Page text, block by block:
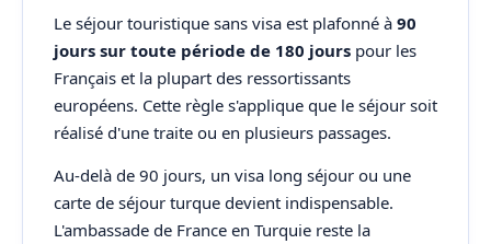
Le séjour touristique sans visa est plafonné à 90
jours sur toute période de 180 jours pour les
Français et la plupart des ressortissants
européens. Cette règle s'applique que le séjour soit
réalisé d'une traite ou en plusieurs passages.
Au-delà de 90 jours, un visa long séjour ou une
carte de séjour turque devient indispensable.
L'ambassade de France en Turquie reste la